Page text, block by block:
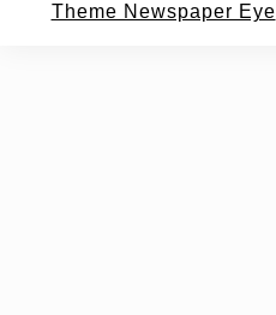
Theme Newspaper Eye